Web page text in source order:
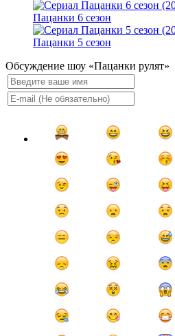
Пацанки 6 сезон
Пацанки 5 сезон
Обсуждение шоу «Пацанки рулят»